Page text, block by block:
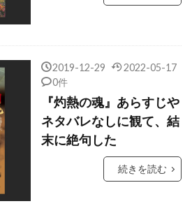
ピー
クレイグ・ザダン
クレイグ・ファーガソン
クレイジーケンバンド
ンゼンド
ー
・モレッツ
2019-12-29
2022-05-17
0件
『灼熱の魂』あらすじや
ネタバレなしに観て、結
末に絶句した
続きを読む